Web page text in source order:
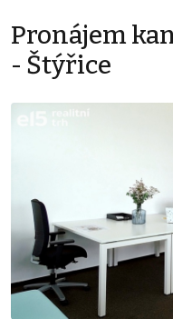
Pronájem
- Štýřice